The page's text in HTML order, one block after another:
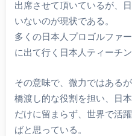
出席させて頂いているが、
いないのが現状である。
多くの日本人プロゴルファ
に出て行く日本人ティーチ
その意味で、微力ではある
橋渡し的な役割を担い、日
だけに留まらず、世界で活
ばと思っている。